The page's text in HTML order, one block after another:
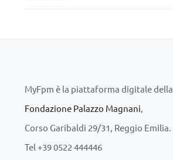
MyFpm è la piattaforma digitale della
Fondazione Palazzo Magnani
Corso Garibaldi 29/31, Reggio Emilia.
Tel +39 0522 444446